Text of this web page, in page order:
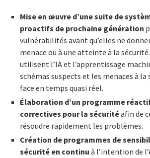
Mise en œuvre d’une suite de
proactifs de prochaine génération
vulnérabilités avant qu’elles ne
menace ou à une atteinte à la
utilisent l’IA et l’apprentissage
schémas suspects et les menaces à
face en temps quasi réel.
Élaboration d’un programme
correctives pour la sécuritéafin de
résoudre rapidement les problèmes.
Création de programmes de
sécurité en continu à l’intention de